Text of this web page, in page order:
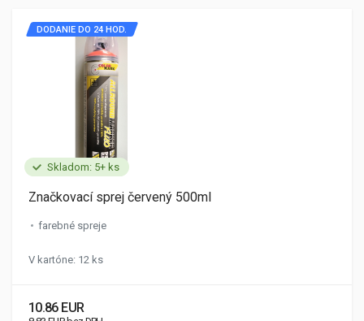
Skladom: 5+ ks
DODANIE DO 24 HOD.
Značkovací sprej červený 500ml
farebné spreje
V kartóne: 12 ks
10.86 EUR